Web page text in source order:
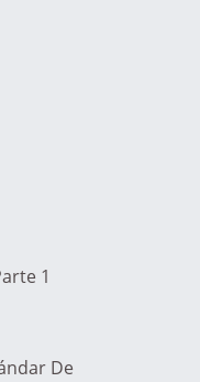
1
De